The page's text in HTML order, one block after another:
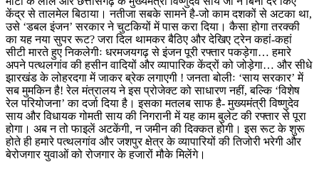
केंद्र से तालमेल बिठाया। नतीजा सबके सामने है-जो काम दशकों से अटका था,
उसे ‘डबल इंजन’ सरकार ने चुटकियों में पास करा दिया। कैसा होगा तरक्की
का यह नया सुपर रूट? जरा दिल थामकर बैठिए और देखिए ट्रेन कहां-कहां
सीटी मारते हुए निकलेगीः धरमजयगढ़ से इंजन पूरी रफ्तार पकड़ेगा… हमारे
अपने पत्थलगांव की हसीन वादियों और व्यापारिक केंद्रों को जोड़ेगा… और सीधे
झारखंड के लोहरदगा में जाकर ब्रेक लगाएगी ! जनता बोलीः ‘साय सरकार’ में
सब मुमकिन है! रेल मंत्रालय ने इस प्रोजेक्ट को साधारण नहीं, बल्कि ‘विशेष
रेल परियोजना’ का दर्जा दिया है। इसका मतलब साफ है- मुख्यमंत्री विष्णुदेव
साय और विधायक गोमती साय की निगरानी में यह काम बुलेट की रफ्तार से पूरा
होगा। अब न तो फाइलें अटकेंगी, न जमीन की दिक्कत होगी। इस रूट के शुरू
होते ही हमारे पत्थलगांव और जशपुर क्षेत्र के व्यापारियों की तिजोरी भरेगी और
बेरोजगार युवाओं को रोजगार के हजारों मौके मिलेंगे।